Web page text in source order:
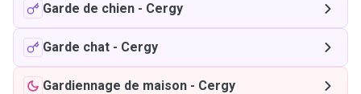
Garde de chien - Cergy
Garde chat - Cergy
Gardiennage de maison - Cergy